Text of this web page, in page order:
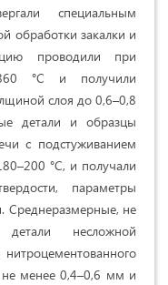
специальным
обработки закалки и
проводили при
°С и получили
слоя до 0,6–0,8
детали и образцы
с подстуживанием
°С, и получали
параметры
Среднеразмерные, не
несложной
не менее 0,4–0,6 мм и